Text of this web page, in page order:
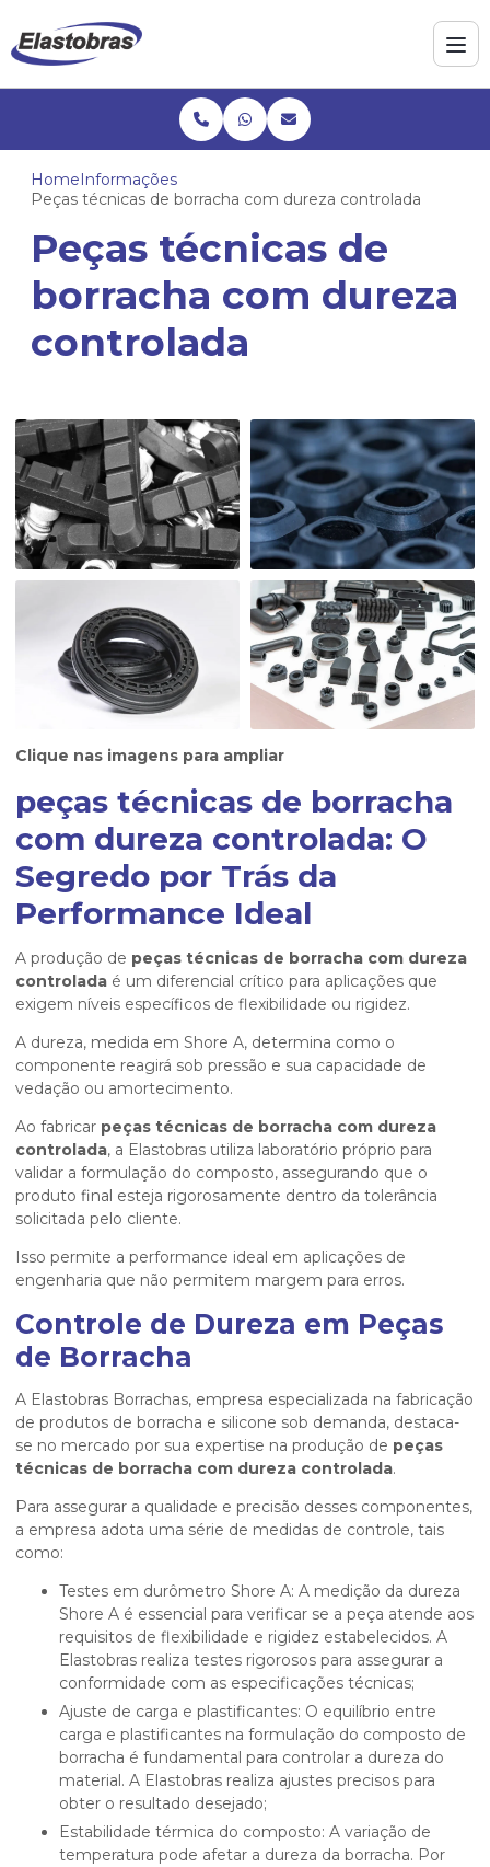
HomeInformações
Peças técnicas de borracha com dureza controlada
Peças técnicas de
borracha com dureza
controlada
Clique nas imagens para ampliar
peças técnicas de borracha
com dureza controlada: O
Segredo por Trás da
Performance Ideal
A produção de peças técnicas de borracha com dureza
controlada é um diferencial crítico para aplicações que
exigem níveis específicos de flexibilidade ou rigidez.
A dureza, medida em Shore A, determina como o
componente reagirá sob pressão e sua capacidade de
vedação ou amortecimento.
Ao fabricar peças técnicas de borracha com dureza
controlada, a Elastobras utiliza laboratório próprio para
validar a formulação do composto, assegurando que o
produto final esteja rigorosamente dentro da tolerância
solicitada pelo cliente.
Isso permite a performance ideal em aplicações de
engenharia que não permitem margem para erros.
Controle de Dureza em Peças
de Borracha
A Elastobras Borrachas, empresa especializada na fabricação
de produtos de borracha e silicone sob demanda, destaca-
se no mercado por sua expertise na produção de peças
técnicas de borracha com dureza controlada.
Para assegurar a qualidade e precisão desses componentes,
a empresa adota uma série de medidas de controle, tais
como:
Testes em durômetro Shore A: A medição da dureza
Shore A é essencial para verificar se a peça atende aos
requisitos de flexibilidade e rigidez estabelecidos. A
Elastobras realiza testes rigorosos para assegurar a
conformidade com as especificações técnicas;
Ajuste de carga e plastificantes: O equilíbrio entre
carga e plastificantes na formulação do composto de
borracha é fundamental para controlar a dureza do
material. A Elastobras realiza ajustes precisos para
obter o resultado desejado;
Estabilidade térmica do composto: A variação de
temperatura pode afetar a dureza da borracha. Por